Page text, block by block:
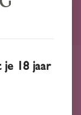
je 18 jaar